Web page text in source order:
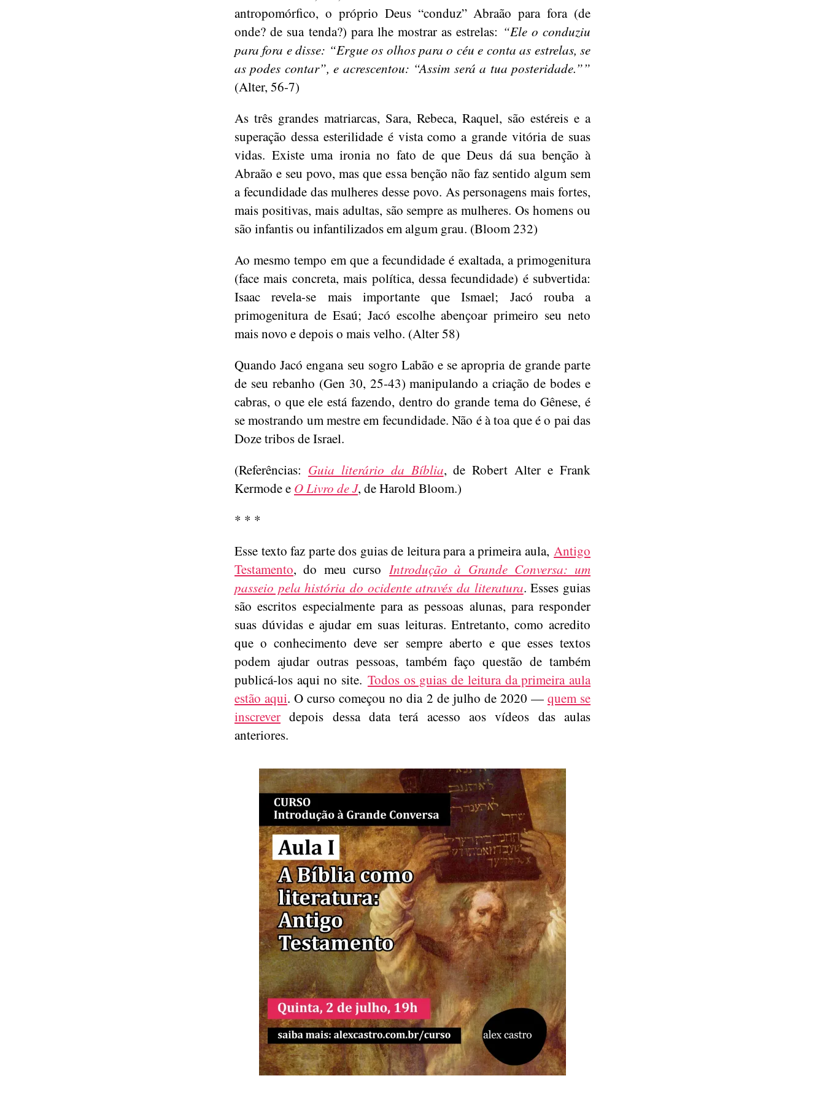
antropomórfico, o próprio Deus “conduz” Abraão para fora (de
onde? de sua tenda?) para lhe mostrar as estrelas: “Ele o conduziu
para fora e disse: “Ergue os olhos para o céu e conta as estrelas, se
as podes contar”, e acrescentou: “Assim será a tua posteridade.””
(Alter, 56-7)
As três grandes matriarcas, Sara, Rebeca, Raquel, são estéreis e a
superação dessa esterilidade é vista como a grande vitória de suas
vidas. Existe uma ironia no fato de que Deus dá sua benção à
Abraão e seu povo, mas que essa benção não faz sentido algum sem
a fecundidade das mulheres desse povo. As personagens mais fortes,
mais positivas, mais adultas, são sempre as mulheres. Os homens ou
são infantis ou infantilizados em algum grau. (Bloom 232)
Ao mesmo tempo em que a fecundidade é exaltada, a primogenitura
(face mais concreta, mais política, dessa fecundidade) é subvertida:
Isaac revela-se mais importante que Ismael; Jacó rouba a
primogenitura de Esaú; Jacó escolhe abençoar primeiro seu neto
mais novo e depois o mais velho. (Alter 58)
Quando Jacó engana seu sogro Labão e se apropria de grande parte
de seu rebanho (Gen 30, 25-43) manipulando a criação de bodes e
cabras, o que ele está fazendo, dentro do grande tema do Gênese, é
se mostrando um mestre em fecundidade. Não é à toa que é o pai das
Doze tribos de Israel.
(Referências: Guia literário da Bíblia, de Robert Alter e Frank
Kermode e O Livro de J, de Harold Bloom.)
* * *
Esse texto faz parte dos guias de leitura para a primeira aula, Antigo
Testamento, do meu curso Introdução à Grande Conversa: um
passeio pela história do ocidente através da literatura. Esses guias
são escritos especialmente para as pessoas alunas, para responder
suas dúvidas e ajudar em suas leituras. Entretanto, como acredito
que o conhecimento deve ser sempre aberto e que esses textos
podem ajudar outras pessoas, também faço questão de também
publicá-los aqui no site. Todos os guias de leitura da primeira aula
estão aqui. O curso começou no dia 2 de julho de 2020 — quem se
inscrever depois dessa data terá acesso aos vídeos das aulas
anteriores.